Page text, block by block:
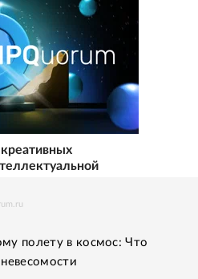
полету в космос: Что